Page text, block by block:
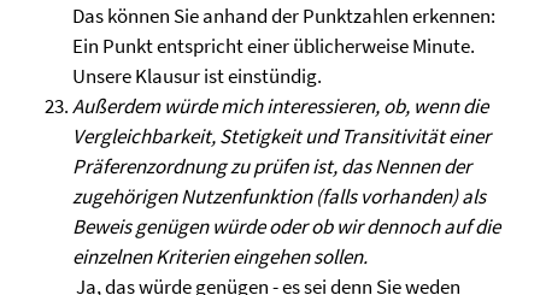
Das können Sie anhand der Punktzahlen erkennen:
Ein Punkt entspricht einer üblicherweise Minute.
Unsere Klausur ist einstündig.
Außerdem würde mich interessieren, ob, wenn die
Vergleichbarkeit, Stetigkeit und Transitivität einer
Präferenzordnung zu prüfen ist, das Nennen der
zugehörigen Nutzenfunktion (falls vorhanden) als
Beweis genügen würde oder ob wir dennoch auf die
einzelnen Kriterien eingehen sollen.
Ja, das würde genügen - es sei denn Sie weden